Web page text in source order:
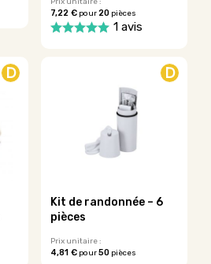
produit
7,22 €pour20pièces
1 avis
peuvent
sur
page
du
produit
D D
Kit de randonnée – 6
pièces
Prix unitaire :
4,81 €pour50pièces